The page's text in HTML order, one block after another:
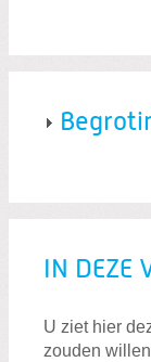
IN DEZE
U ziet hier
zouden